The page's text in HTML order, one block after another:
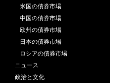
米国の債券市場
中国の債券市場
欧州の債券市場
日本の債券市場
ロシアの債券市場
ニュース
政治と文化